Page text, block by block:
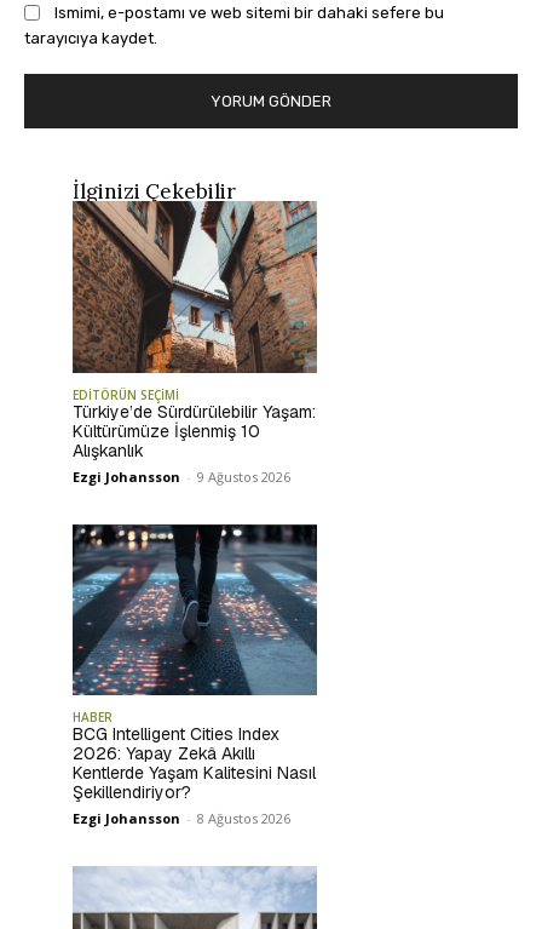
Ismimi, e-postamı ve web sitemi bir dahaki sefere bu
tarayıcıya kaydet.
İlginizi Çekebilir
EDİTÖRÜN SEÇİMİ
Türkiye’de Sürdürülebilir Yaşam:
Kültürümüze İşlenmiş 10
Alışkanlık
Ezgi Johansson - 9 Ağustos 2026
HABER
BCG Intelligent Cities Index
2026: Yapay Zekâ Akıllı
Kentlerde Yaşam Kalitesini Nasıl
Şekillendiriyor?
Ezgi Johansson - 8 Ağustos 2026